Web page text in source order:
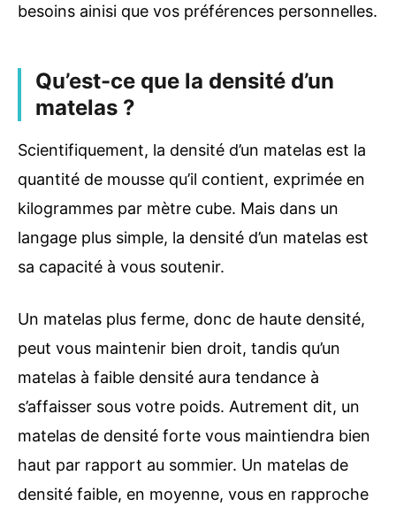
besoins ainisi que vos préférences personnelles.
Qu’est-ce que la densité d’un
matelas ?
Scientifiquement, la densité d’un matelas est la
quantité de mousse qu’il contient, exprimée en
kilogrammes par mètre cube. Mais dans un
langage plus simple, la densité d’un matelas est
sa capacité à vous soutenir.
Un matelas plus ferme, donc de haute densité,
peut vous maintenir bien droit, tandis qu’un
matelas à faible densité aura tendance à
s’affaisser sous votre poids. Autrement dit, un
matelas de densité forte vous maintiendra bien
haut par rapport au sommier. Un matelas de
densité faible, en moyenne, vous en rapproche